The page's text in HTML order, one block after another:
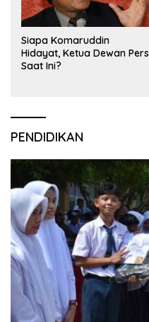
Siapa Komaruddin
Hidayat, Ketua Dewan Pers
Saat Ini?
PENDIDIKAN